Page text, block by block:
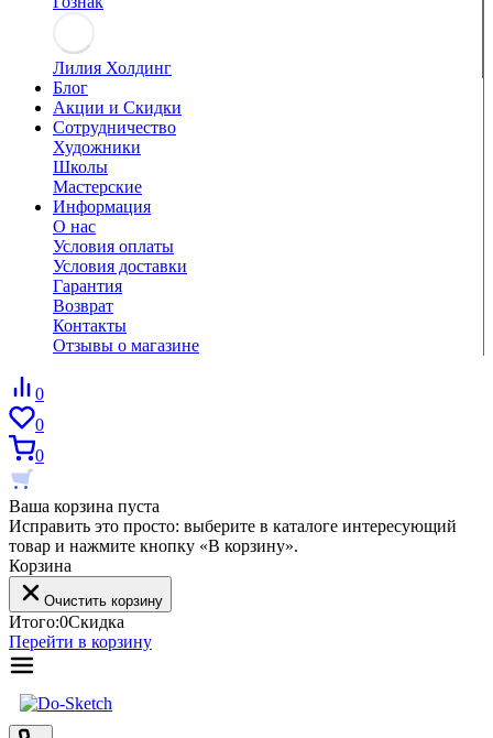
Лилия Холдинг
Блог
Акции и Скидки
Сотрудничество
Художники
Школы
Мастерские
Информация
О нас
Условия оплаты
Условия доставки
Гарантия
Возврат
Контакты
Отзывы о магазине
0
0
0
Ваша корзина пуста
Исправить это просто: выберите в каталоге интересующий
товар и нажмите кнопку «В корзину».
Корзина
Очистить корзину
Итого:0Скидка
Перейти в корзину